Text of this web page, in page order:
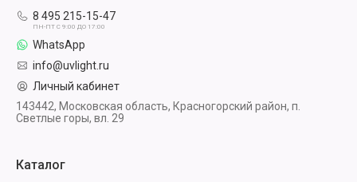
8 495 215-15-47
ПН-ПТ С 9:00 ДО 17:00
WhatsApp
info@uvlight.ru
Личный кабинет
143442, Московская область, Красногорский район, п.
Светлые горы, вл. 29
Каталог